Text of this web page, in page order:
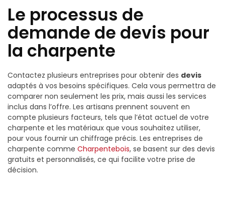
Le processus de
demande de devis pour
la charpente
Contactez plusieurs entreprises pour obtenir des devis
adaptés à vos besoins spécifiques. Cela vous permettra de
comparer non seulement les prix, mais aussi les services
inclus dans l’offre. Les artisans prennent souvent en
compte plusieurs facteurs, tels que l’état actuel de votre
charpente et les matériaux que vous souhaitez utiliser,
pour vous fournir un chiffrage précis. Les entreprises de
charpente comme Charpentebois, se basent sur des devis
gratuits et personnalisés, ce qui facilite votre prise de
décision.